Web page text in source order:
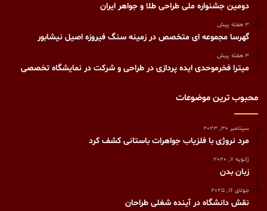
دومین جشنواره ملی طراحی طلا و جواهر ایران
3 هفته پیش
گهرسا مجموعه ای متخصص در زمینه سنگ فیروزه اصیل نیشابور
3 هفته پیش
میترا فخرموحدی ایده پردازی در طراحی و شرکت در نمایشگاه تخصصی
محبوب ترین موضوعات
سپتامبر 30, 2023
مرد نروژی با فلزیاب جواهرات باستانی کشف کرد
ژانویه 7, 2020
زبان بدن‌
جولای 16, 2025
نقش دانشگاه در آینده شغلی طراحان